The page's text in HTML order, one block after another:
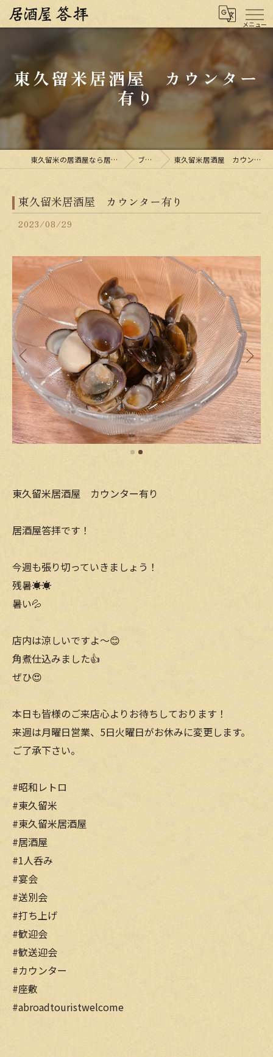
東久留米居酒屋 カウンター
有り
東久留米の居酒屋なら居酒屋 答拝 ブログ 東久留米居酒屋 カウンター有り
東久留米居酒屋 カウンター有り
2023/08/29
東久留米居酒屋 カウンター有り
居酒屋答拝です！
今週も張り切っていきましょう！
残暑☀️☀️
暑い💦
店内は涼しいですよ〜😊
角煮仕込みました👍
ぜひ😍
本日も皆様のご来店心よりお待ちしております！
来週は月曜日営業、5日火曜日がお休みに変更します。
ご了承下さい。
#昭和レトロ
#東久留米
#東久留米居酒屋
#居酒屋
#1人呑み
#宴会
#送別会
#打ち上げ
#歓迎会
#歓送迎会
#カウンター
#座敷
#abroadtouristwelcome